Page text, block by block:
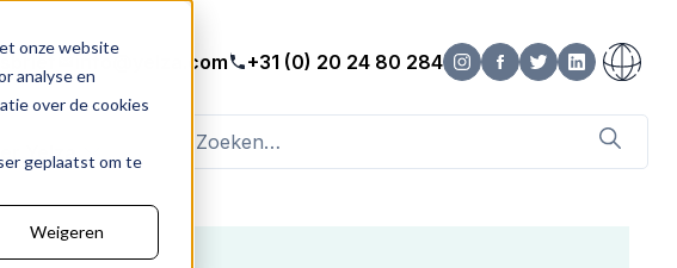
onze website
analyse en
over de cookies
geplaatst om te
Weigeren
info@yelza.com +31 (0) 20 24 80 284
Yelza